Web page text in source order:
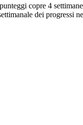
copre 4
dei progressi